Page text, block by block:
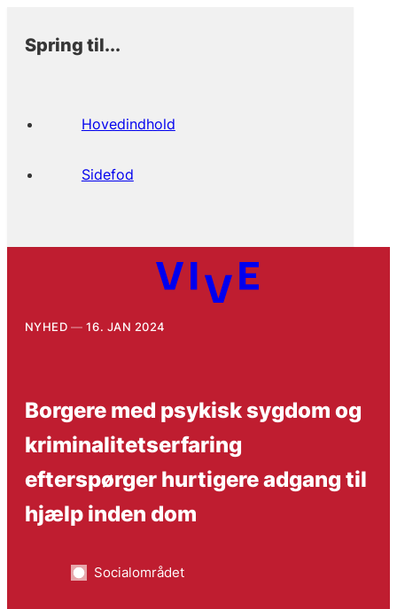
Spring til...
Hovedindhold
Sidefod
NYHED 16. JAN 2024
Borgere med psykisk sygdom og
kriminalitetserfaring
efterspørger hurtigere adgang til
hjælp inden dom
Socialområdet